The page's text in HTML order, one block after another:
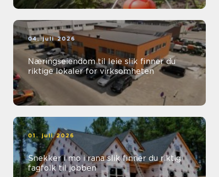
04. juli 2026
Næringseiendom til leie slik finner du
riktige lokaler for virksomheten
01. juli 2026
Snekker i mo i rana slik finner du riktig
fagfolk til jobben